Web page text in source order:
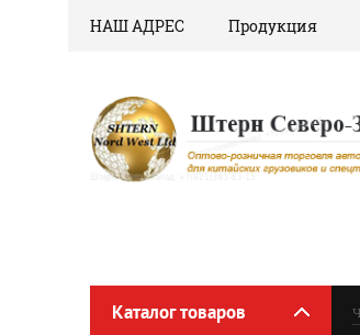
НАШ АДРЕС Продукция
Каталог товаров